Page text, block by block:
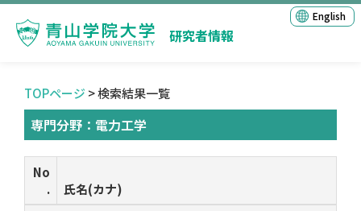
研究者情報
English
TOPページ > 検索結果一覧
専門分野：電力工学
No
.
氏名(カナ)